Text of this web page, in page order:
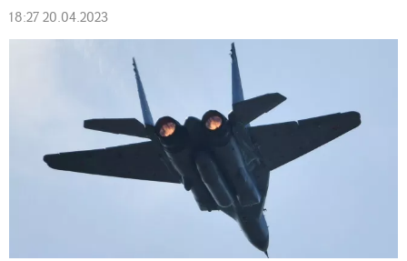
18:27 20.04.2023